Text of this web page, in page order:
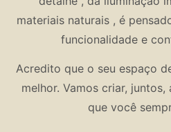
materiais naturais , é
funcionalidade e
Acredito que o seu espaço
melhor. Vamos criar, juntos,
que você